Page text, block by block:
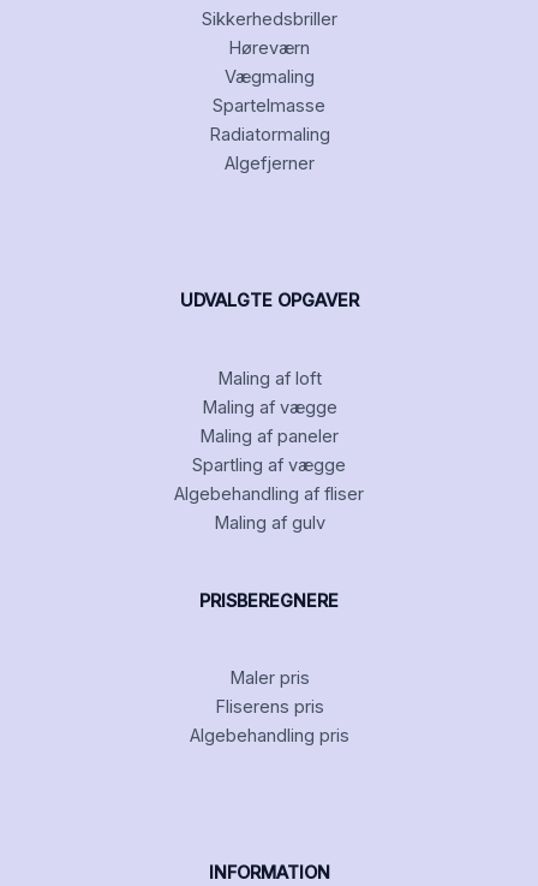
Sikkerhedsbriller
Høreværn
Vægmaling
Spartelmasse
Radiatormaling
Algefjerner
UDVALGTE OPGAVER
Maling af loft
Maling af vægge
Maling af paneler
Spartling af vægge
Algebehandling af fliser
Maling af gulv
PRISBEREGNERE
Maler pris
Fliserens pris
Algebehandling pris
INFORMATION